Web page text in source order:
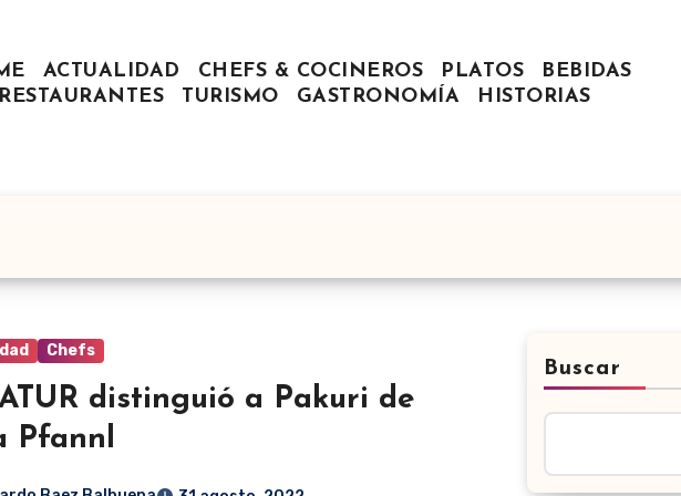
ACTUALIDAD CHEFS & COCINEROS PLATOS
BEBIDAS
RESTAURANTES
TURISMO GASTRONOMÍA HISTORIAS
Chefs
distinguió a Pakuri de
Pfannl
Buscar